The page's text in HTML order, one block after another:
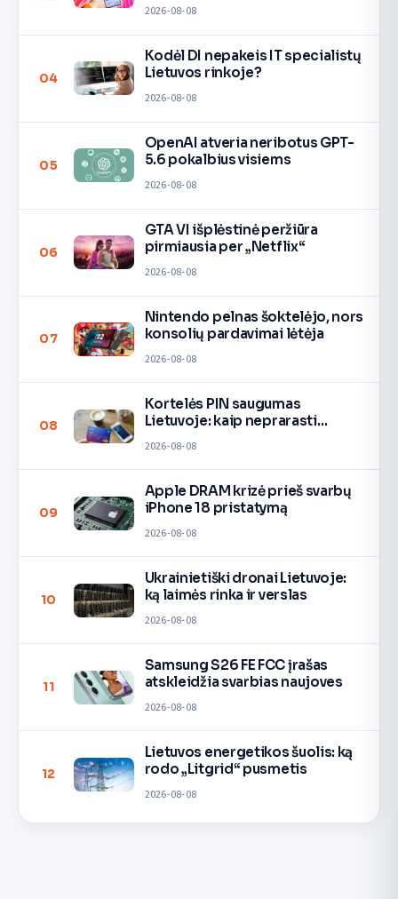
2026-08-08
04
Kodėl DI nepakeis IT specialistų
Lietuvos rinkoje?
2026-08-08
05
OpenAI atveria neribotus GPT-
5.6 pokalbius visiems
2026-08-08
06
GTA VI išplėstinė peržiūra
pirmiausia per „Netflix“
2026-08-08
07
Nintendo pelnas šoktelėjo, nors
konsolių pardavimai lėtėja
2026-08-08
08
Kortelės PIN saugumas
Lietuvoje: kaip neprarasti
2026-08-08
09
Apple DRAM krizė prieš svarbų
iPhone 18 pristatymą
2026-08-08
10
Ukrainietiški dronai Lietuvoje:
ką laimės rinka ir verslas
2026-08-08
11
Samsung S26 FE FCC įrašas
atskleidžia svarbias naujoves
2026-08-08
12
Lietuvos energetikos šuolis: ką
rodo „Litgrid“ pusmetis
2026-08-08